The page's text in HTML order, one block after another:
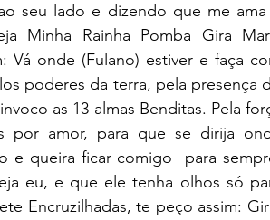
seu lado e dizendo que me
Minha Rainha Pomba Gira
Vá onde (Fulano) estiver e faça
poderes da terra, pela presença
as 13 almas Benditas. Pela
por amor, para que se dirija
e queira ficar comigo  para
eu, e que ele tenha olhos só
Encruzilhadas, te peço assim: